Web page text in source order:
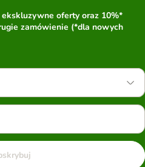
oferty oraz 10%*
zamówienie (*dla nowych